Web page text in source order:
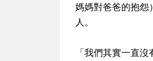
媽媽對爸爸的抱怨
人。
「我們其實一直